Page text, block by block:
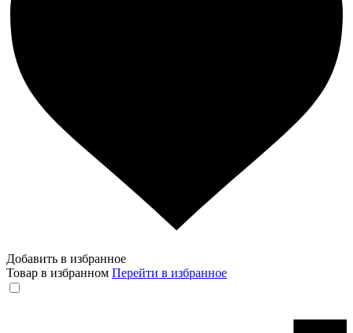
Добавить в избранное
Товар в избранном Перейти в избранное